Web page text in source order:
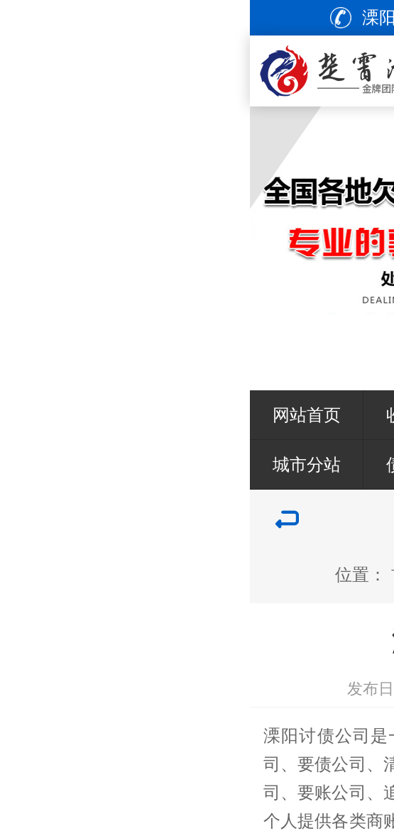
溧
网站首页
城市分站
位置：
发布
溧阳讨债公司 是
司、要债公司、
司、要账公司、
个人提供各类商